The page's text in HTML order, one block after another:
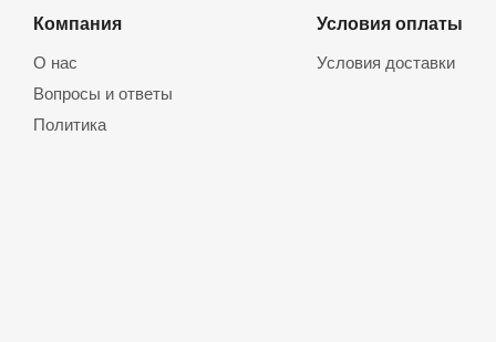
Компания
О нас
Вопросы и ответы
Политика
Условия оплаты
Условия доставки